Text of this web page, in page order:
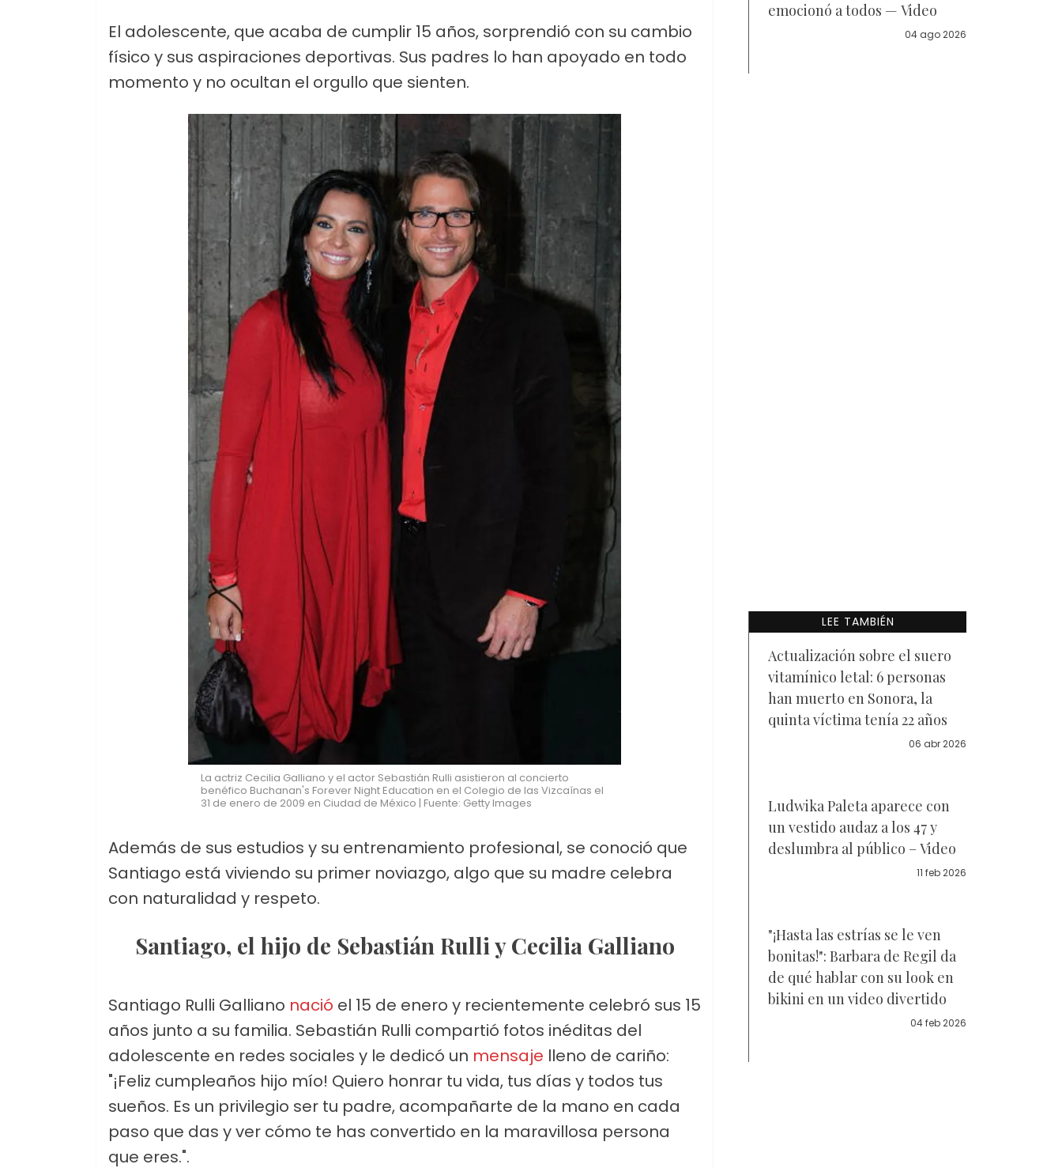
El adolescente, que acaba de cumplir 15 años, sorprendió con su cambio
físico y sus aspiraciones deportivas. Sus padres lo han apoyado en todo
momento y no ocultan el orgullo que sienten.
La actriz Cecilia Galliano y el actor Sebastián Rulli asistieron al concierto
benéfico Buchanan's Forever Night Education en el Colegio de las Vizcaínas el
31 de enero de 2009 en Ciudad de México | Fuente: Getty Images
Además de sus estudios y su entrenamiento profesional, se conoció que
Santiago está viviendo su primer noviazgo, algo que su madre celebra
con naturalidad y respeto.
Santiago, el hijo de Sebastián Rulli y Cecilia Galliano
Santiago Rulli Galliano nació el 15 de enero y recientemente celebró sus 15
años junto a su familia. Sebastián Rulli compartió fotos inéditas del
adolescente en redes sociales y le dedicó un mensaje lleno de cariño:
"¡Feliz cumpleaños hijo mío! Quiero honrar tu vida, tus días y todos tus
sueños. Es un privilegio ser tu padre, acompañarte de la mano en cada
paso que das y ver cómo te has convertido en la maravillosa persona
que eres.".
emocionó a todos — Video
04 ago 2026
LEE TAMBIÉN
Actualización sobre el suero
vitamínico letal: 6 personas
han muerto en Sonora, la
quinta víctima tenía 22 años
06 abr 2026
Ludwika Paleta aparece con
un vestido audaz a los 47 y
deslumbra al público – Video
11 feb 2026
"¡Hasta las estrías se le ven
bonitas!": Barbara de Regil da
de qué hablar con su look en
bikini en un video divertido
04 feb 2026